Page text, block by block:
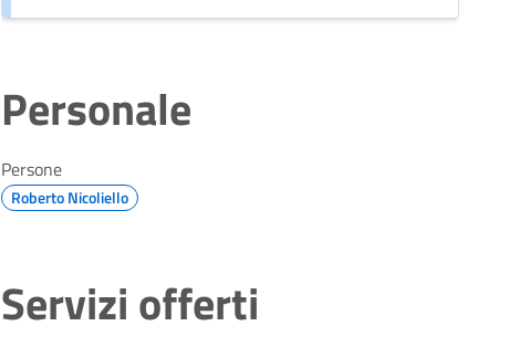
Personale
Persone
Roberto Nicoliello
Servizi offerti